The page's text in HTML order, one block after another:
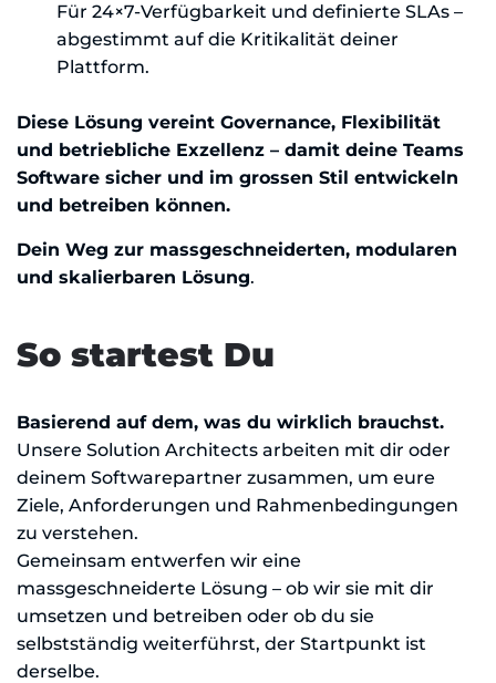
Für 24×7-Verfügbarkeit und definierte SLAs –
abgestimmt auf die Kritikalität deiner
Plattform.
Diese Lösung vereint Governance, Flexibilität
und betriebliche Exzellenz – damit deine Teams
Software sicher und im grossen Stil entwickeln
und betreiben können.
Dein Weg zur massgeschneiderten, modularen
und skalierbaren Lösung.
So startest Du
Basierend auf dem, was du wirklich brauchst.
Unsere Solution Architects arbeiten mit dir oder
deinem Softwarepartner zusammen, um eure
Ziele, Anforderungen und Rahmenbedingungen
zu verstehen.
Gemeinsam entwerfen wir eine
massgeschneiderte Lösung – ob wir sie mit dir
umsetzen und betreiben oder ob du sie
selbstständig weiterführst, der Startpunkt ist
derselbe.